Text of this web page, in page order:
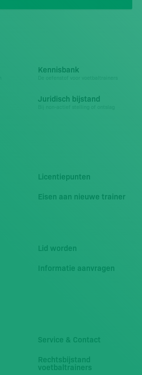
Kennisbank
Juridisch bijstand
Licentiepunten
Eisen aan nieuwe trainer
Lid worden
Informatie aanvragen
Service & Contact
Rechtsbijstand
voetbaltrainers